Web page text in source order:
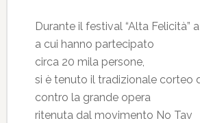
Durante il festival “Alta Felicità”
a cui hanno partecipato
circa 20 mila persone,
si è tenuto il tradizionale corteo
contro la grande opera
ritenuta dal movimento No Tav